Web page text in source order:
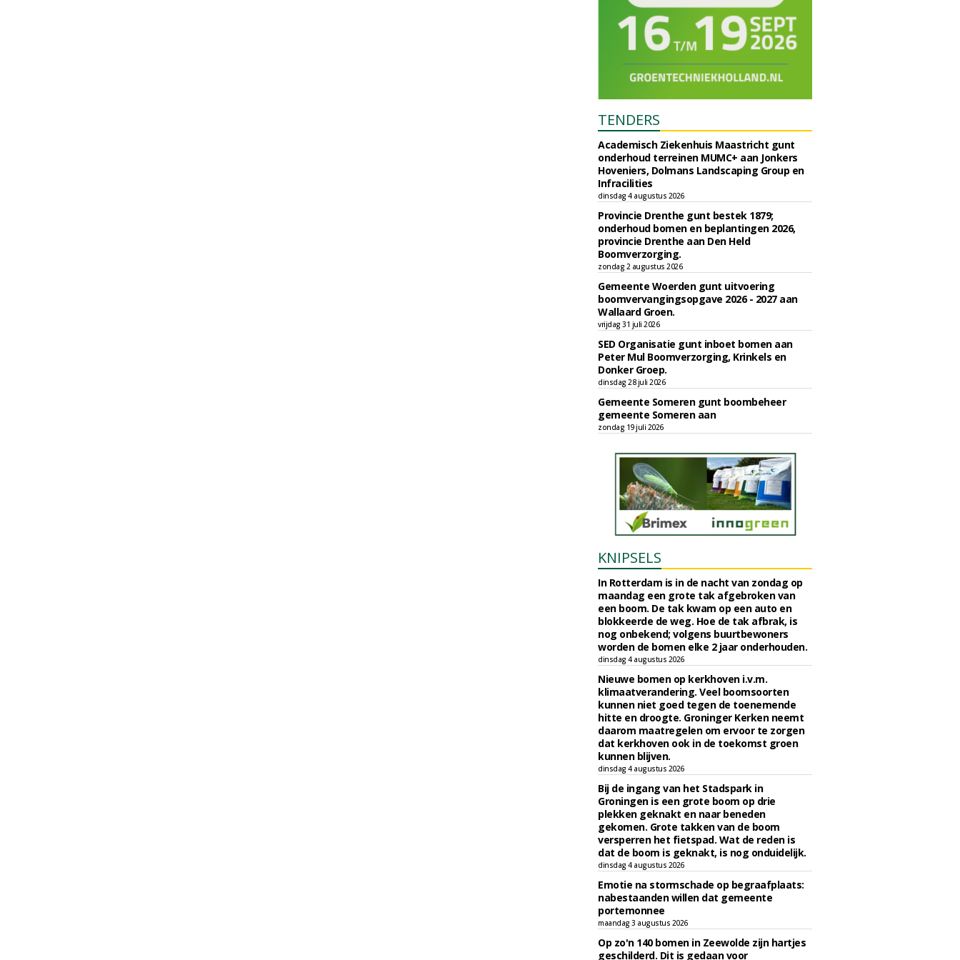
TENDERS
Academisch Ziekenhuis Maastricht gunt
onderhoud terreinen MUMC+ aan Jonkers
Hoveniers, Dolmans Landscaping Group en
Infracilities
dinsdag 4 augustus 2026
Provincie Drenthe gunt bestek 1879;
onderhoud bomen en beplantingen 2026,
provincie Drenthe aan Den Held
Boomverzorging.
zondag 2 augustus 2026
Gemeente Woerden gunt uitvoering
boomvervangingsopgave 2026 - 2027 aan
Wallaard Groen.
vrijdag 31 juli 2026
SED Organisatie gunt inboet bomen aan
Peter Mul Boomverzorging, Krinkels en
Donker Groep.
dinsdag 28 juli 2026
Gemeente Someren gunt boombeheer
gemeente Someren aan
zondag 19 juli 2026
KNIPSELS
In Rotterdam is in de nacht van zondag op
maandag een grote tak afgebroken van
een boom. De tak kwam op een auto en
blokkeerde de weg. Hoe de tak afbrak, is
nog onbekend; volgens buurtbewoners
worden de bomen elke 2 jaar onderhouden.
dinsdag 4 augustus 2026
Nieuwe bomen op kerkhoven i.v.m.
klimaatverandering. Veel boomsoorten
kunnen niet goed tegen de toenemende
hitte en droogte. Groninger Kerken neemt
daarom maatregelen om ervoor te zorgen
dat kerkhoven ook in de toekomst groen
kunnen blijven.
dinsdag 4 augustus 2026
Bij de ingang van het Stadspark in
Groningen is een grote boom op drie
plekken geknakt en naar beneden
gekomen. Grote takken van de boom
versperren het fietspad. Wat de reden is
dat de boom is geknakt, is nog onduidelijk.
dinsdag 4 augustus 2026
Emotie na stormschade op begraafplaats:
nabestaanden willen dat gemeente
portemonnee
maandag 3 augustus 2026
Op zo'n 140 bomen in Zeewolde zijn hartjes
geschilderd. Dit is gedaan voor